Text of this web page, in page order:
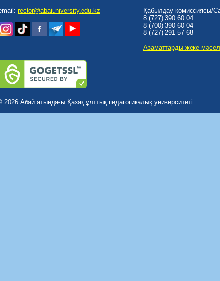
rector@abaiuniversity.edu.kz
Қабылдау комиссиясы/
8 (727) 390 60 04
8 (700) 390 60 04
8 (727) 291 57 68
Азаматтарды жеке
2026 Абай атындағы Қазақ ұлттық педагогикалық университеті